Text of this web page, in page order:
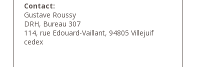
Contact:
Gustave Roussy
DRH, Bureau 307
114, rue Edouard-Vaillant, 94805 Villejuif
cedex